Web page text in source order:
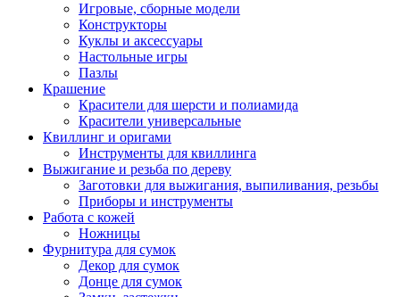
Игровые, сборные модели
Конструкторы
Куклы и аксессуары
Настольные игры
Пазлы
Крашение
Красители для шерсти и полиамида
Красители универсальные
Квиллинг и оригами
Инструменты для квиллинга
Выжигание и резьба по дереву
Заготовки для выжигания, выпиливания, резьбы
Приборы и инструменты
Работа с кожей
Ножницы
Фурнитура для сумок
Декор для сумок
Донце для сумок